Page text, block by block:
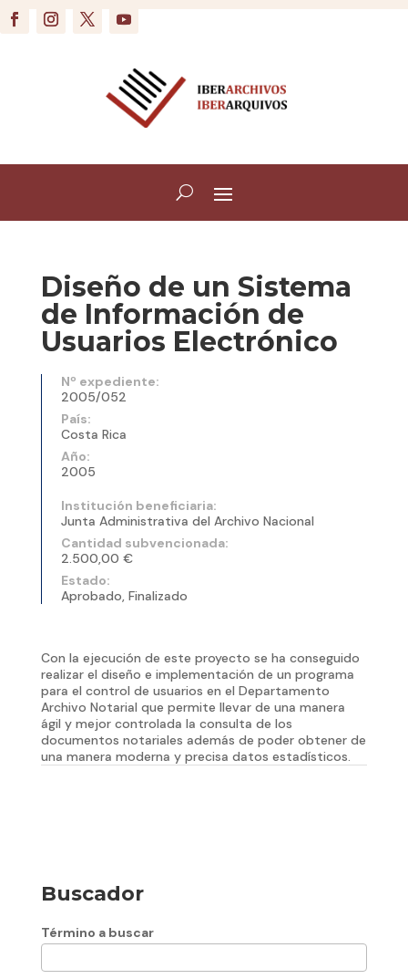
Diseño de un Sistema
de Información de
Usuarios Electrónico
Nº expediente:
2005/052
País:
Costa Rica
Año:
2005
Institución beneficiaria:
Junta Administrativa del Archivo Nacional
Cantidad subvencionada:
2.500,00 €
Estado:
Aprobado, Finalizado
Con la ejecución de este proyecto se ha conseguido
realizar el diseño e implementación de un programa
para el control de usuarios en el Departamento
Archivo Notarial que permite llevar de una manera
ágil y mejor controlada la consulta de los
documentos notariales además de poder obtener de
una manera moderna y precisa datos estadísticos.
Buscador
Término a buscar